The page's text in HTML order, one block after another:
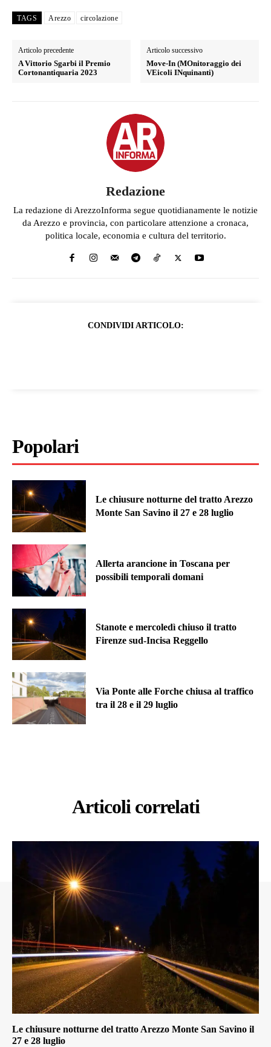
TAGS Arezzo circolazione
Articolo precedente
A Vittorio Sgarbi il Premio
Cortonantiquaria 2023
Articolo successivo
Move-In (MOnitoraggio dei
VEicoli INquinanti)
Redazione
La redazione di ArezzoInforma segue quotidianamente le notizie
da Arezzo e provincia, con particolare attenzione a cronaca,
politica locale, economia e cultura del territorio.
CONDIVIDI ARTICOLO:
Popolari
Le chiusure notturne del tratto Arezzo
Monte San Savino il 27 e 28 luglio
Allerta arancione in Toscana per
possibili temporali domani
Stanote e mercoledì chiuso il tratto
Firenze sud-Incisa Reggello
Via Ponte alle Forche chiusa al traffico
tra il 28 e il 29 luglio
Articoli correlati
Le chiusure notturne del tratto Arezzo Monte San Savino il
27 e 28 luglio